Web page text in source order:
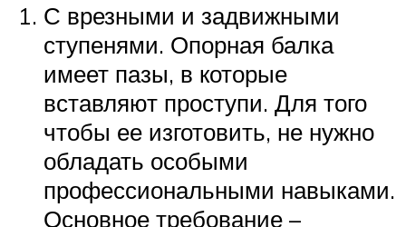
С врезными и задвижными
ступенями. Опорная балка
имеет пазы, в которые
вставляют проступи. Для того
чтобы ее изготовить, не нужно
обладать особыми
профессиональными навыками.
Основное требование –